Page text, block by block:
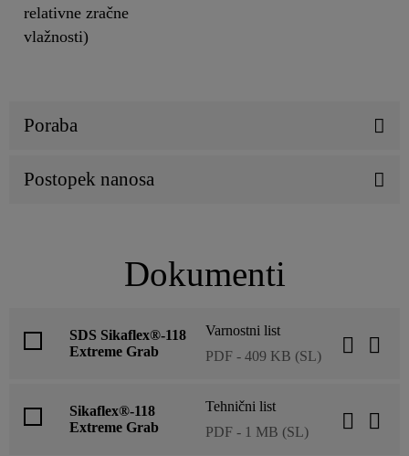
relativne zračne
vlažnosti)
Poraba
Postopek nanosa
Dokumenti
SDS Sikaflex®-118
Extreme Grab
Varnostni list
PDF - 409 KB (SL)
Sikaflex®-118
Extreme Grab
Tehnični list
PDF - 1 MB (SL)